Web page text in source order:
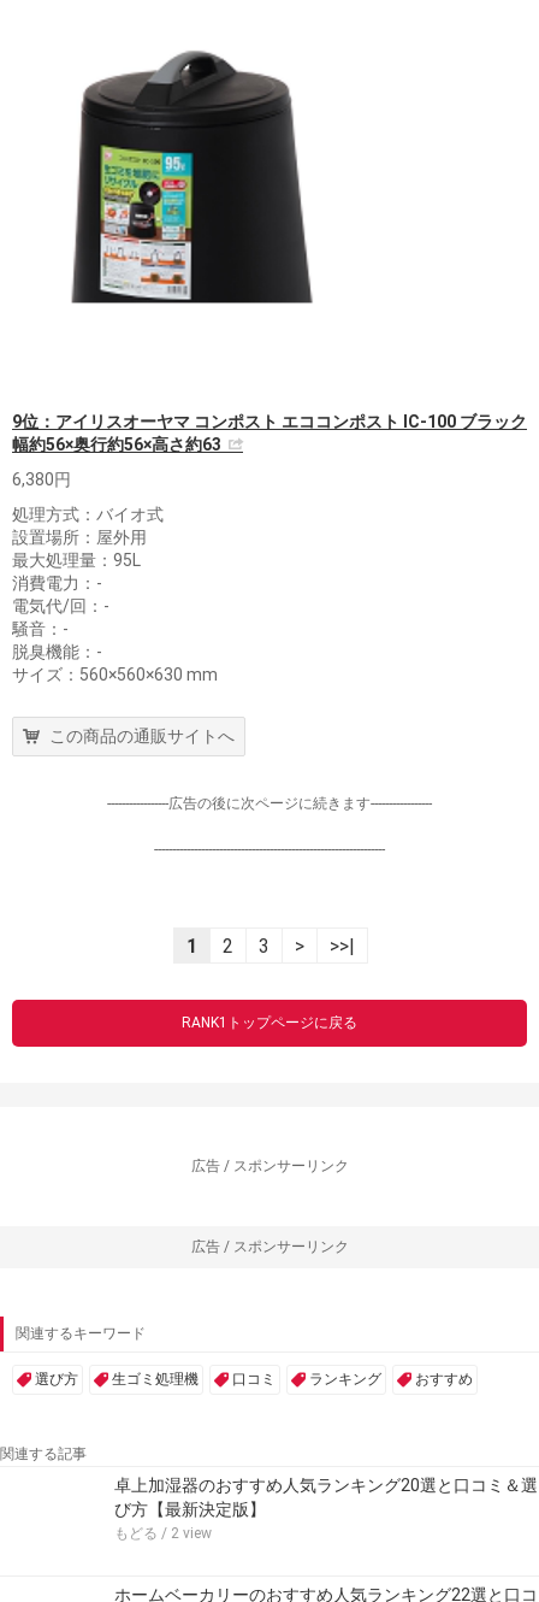
9位：アイリスオーヤマ コンポスト エココンポスト IC-100 ブラック
幅約56×奥行約56×高さ約63
6,380円
処理方式：バイオ式
設置場所：屋外用
最大処理量：95L
消費電力：-
電気代/回：-
騒音：-
脱臭機能：-
サイズ：560×560×630 mm
この商品の通販サイトへ
-----------------広告の後に次ページに続きます-----------------
----------------------------------------------------------------
1 2 3 > >>|
RANK1トップページに戻る
広告 / スポンサーリンク
広告 / スポンサーリンク